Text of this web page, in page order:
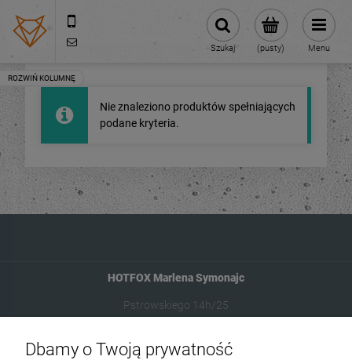
(pusty)
Szukaj Menu
Nie znaleziono produktów spełniających
podane kryteria.
HOTFOX Marlena Symonajc
Pstrowskiego 14h/25
Dbamy o Twoją prywatność